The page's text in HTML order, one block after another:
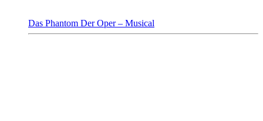
Das Phantom Der Oper – Musical